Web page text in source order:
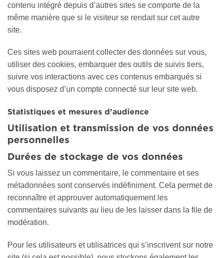
contenu intégré depuis d’autres sites se comporte de la
même manière que si le visiteur se rendait sur cet autre
site.
Ces sites web pourraient collecter des données sur vous,
utiliser des cookies, embarquer des outils de suivis tiers,
suivre vos interactions avec ces contenus embarqués si
vous disposez d’un compte connecté sur leur site web.
Statistiques et mesures d’audience
Utilisation et transmission de vos données
personnelles
Durées de stockage de vos données
Si vous laissez un commentaire, le commentaire et ses
métadonnées sont conservés indéfiniment. Cela permet de
reconnaître et approuver automatiquement les
commentaires suivants au lieu de les laisser dans la file de
modération.
Pour les utilisateurs et utilisatrices qui s’inscrivent sur notre